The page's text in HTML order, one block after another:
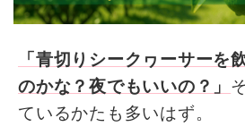
「青切りシークヮーサーを
のかな？夜でもいいの？」
ているかたも多いはず。